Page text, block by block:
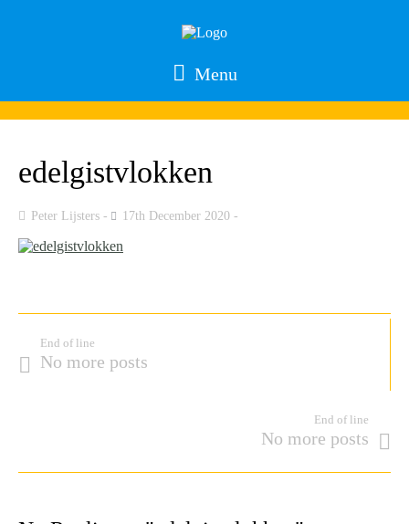
Menu
edelgistvlokken
Peter Lijsters 17th December 2020
End of line
No more posts
End of line
No more posts